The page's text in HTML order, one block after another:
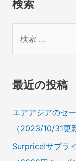
検索
象
最近の投稿
エアアジアのセ
（2023/10/31更
Surprice!サプラ